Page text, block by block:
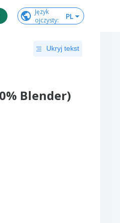
Język
ojczysty: PL
Ukryj tekst
Blender)